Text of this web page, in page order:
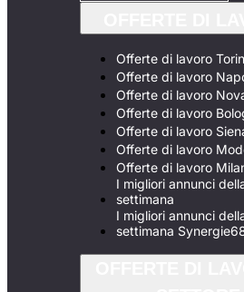
Offerte di lavoro
Offerte di lavoro
Offerte di lavoro
Offerte di lavoro
Offerte di lavoro
Offerte di lavoro
Offerte di lavoro
I migliori annunci
settimana
I migliori annunci
settimana